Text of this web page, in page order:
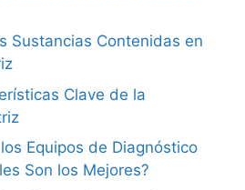
Sustancias Contenidas en
Clave de la
Equipos de Diagnóstico
Son los Mejores?